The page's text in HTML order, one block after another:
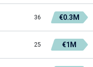
36 €0.3M
25 €1M